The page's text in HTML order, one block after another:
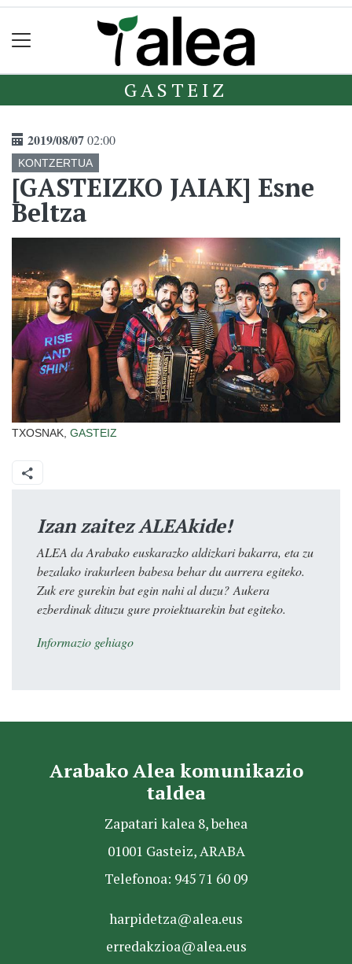
GASTEIZ
2019/08/0702:00
KONTZERTUA
[GASTEIZKO JAIAK] Esne
Beltza
TXOSNAK, GASTEIZ
Izan zaitez ALEAkide!
ALEA da Arabako euskarazko aldizkari bakarra, eta zu
bezalako irakurleen babesa behar du aurrera egiteko.
Zuk ere gurekin bat egin nahi al duzu? Aukera
ezberdinak dituzu gure proiektuarekin bat egiteko.
Informazio gehiago
Arabako Alea komunikazio
taldea
Zapatari kalea 8, behea
01001 Gasteiz, ARABA
Telefonoa: 945 71 60 09
harpidetza@alea.eus
erredakzioa@alea.eus